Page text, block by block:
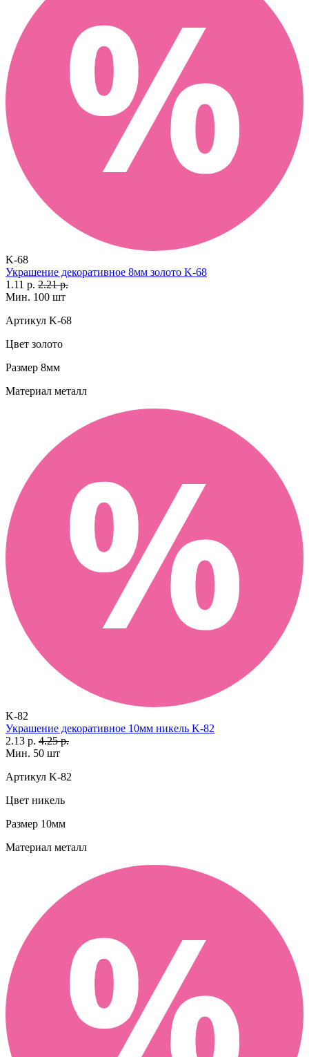
K-68
Украшение декоративное 8мм золото K-68
1.11 р. 2.21 р.
Мин. 100 шт
Артикул K-68
Цвет золото
Размер 8мм
Материал металл
K-82
Украшение декоративное 10мм никель K-82
2.13 р. 4.25 р.
Мин. 50 шт
Артикул K-82
Цвет никель
Размер 10мм
Материал металл